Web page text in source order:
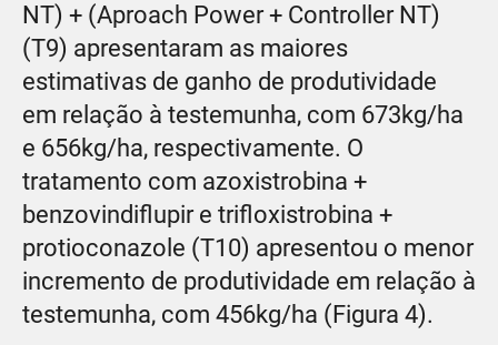
NT) + (Aproach Power + Controller NT)
(T9) apresentaram as maiores
estimativas de ganho de produtividade
em relação à testemunha, com 673kg/ha
e 656kg/ha, respectivamente. O
tratamento com azoxistrobina +
benzovindiflupir e trifloxistrobina +
protioconazole (T10) apresentou o menor
incremento de produtividade em relação à
testemunha, com 456kg/ha (Figura 4).